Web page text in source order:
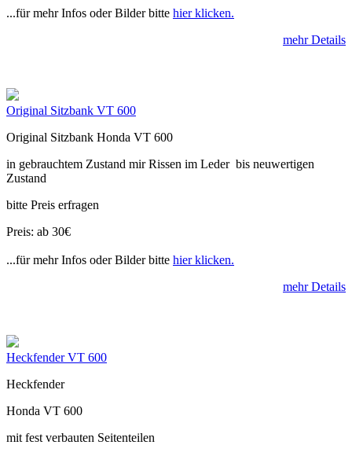
...für mehr Infos oder Bilder bitte hier klicken.
mehr Details
Original Sitzbank VT 600
Original Sitzbank Honda VT 600
in gebrauchtem Zustand mir Rissen im Leder bis neuwertigen
Zustand
bitte Preis erfragen
Preis: ab 30€
...für mehr Infos oder Bilder bitte hier klicken.
mehr Details
Heckfender VT 600
Heckfender
Honda VT 600
mit fest verbauten Seitenteilen